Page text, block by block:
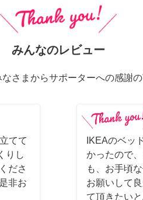
みんなのレビュー
さまからサポーターへの感謝
てて
りし
ださ
非お
IKEAのベッ
かったので
も、お手頃
お願いして
て頂きたい